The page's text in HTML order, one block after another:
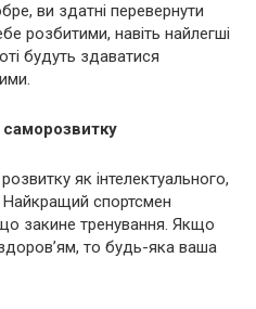
ви здатні перевернути
розбитими, навіть найлегші
будуть здаватися
саморозвитку
як інтелектуального,
Найкращий спортсмен
закине тренування. Якщо
то будь-яка ваша